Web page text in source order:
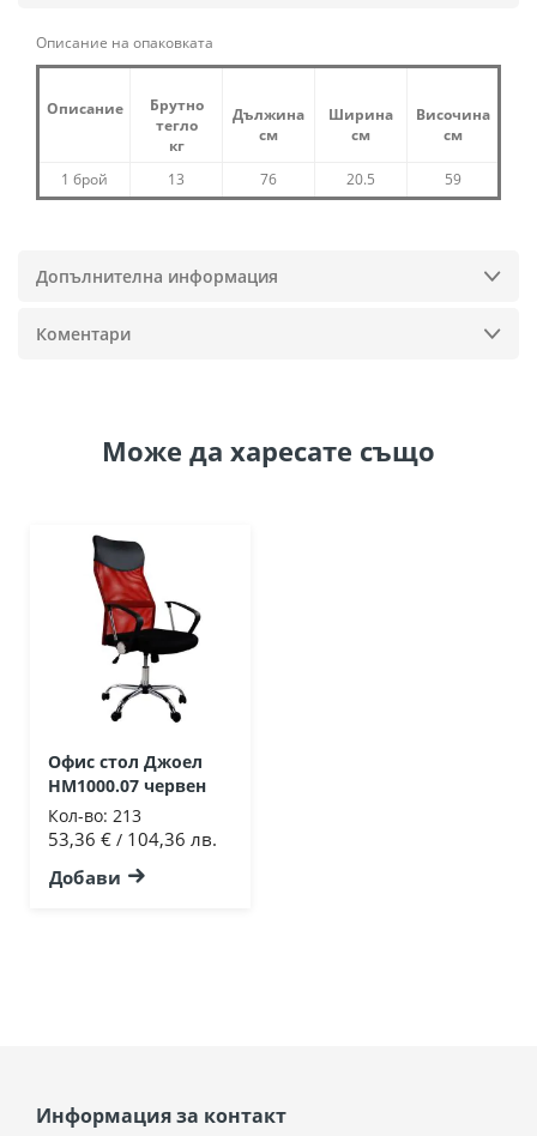
Описание на опаковката
Описание
Брутно
тегло
кг
Дължина
см
Ширина
см
Височина
см
1 брой 13 76 20.5 59
Допълнителна информация
Коментари
Може да харесате също
Офис стол Джоел
HM1000.07 червен
Кол-во: 213
53,36 € / 104,36 лв.
Добави
Информация за контакт